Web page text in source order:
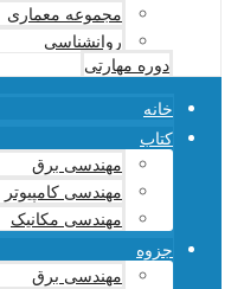
مجموعه معماری
روانشناسی
دوره مهارتی
خانه
کتاب
مهندسی برق
مهندسی کامپیوتر
مهندسی مکانیک
جزوه
مهندسی برق